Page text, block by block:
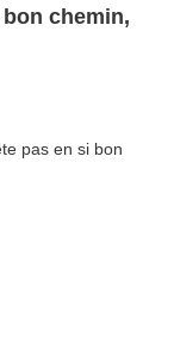
bon chemin,